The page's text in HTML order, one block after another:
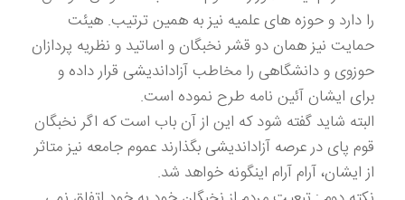
را دارد و حوزه های علمیه نیز به همین ترتیب. هیئت
حمایت نیز همان دو قشر نخبگان و اساتید و نظریه پردازان
حوزوی و دانشگاهی را مخاطب آزاداندیشی قرار داده و
برای ایشان آئین نامه طرح نموده است.
البته شاید گفته شود که این از آن باب است که اگر نخبگان
قوم پای در عرصه آزاداندیشی بگذارند عموم جامعه نیز متاثر
از ایشان، آرام آرام اینگونه خواهد شد.